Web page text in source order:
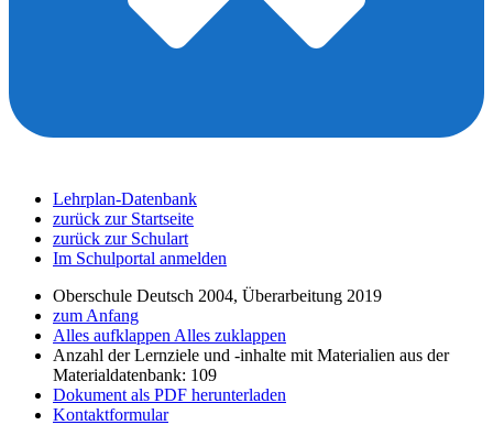
Lehrplan-Datenbank
zurück zur Startseite
zurück zur Schulart
Im Schulportal anmelden
Oberschule Deutsch 2004, Überarbeitung 2019
zum Anfang
Alles aufklappen Alles zuklappen
Anzahl der Lernziele und -inhalte mit Materialien aus der
Materialdatenbank: 109
Dokument als PDF herunterladen
Kontaktformular